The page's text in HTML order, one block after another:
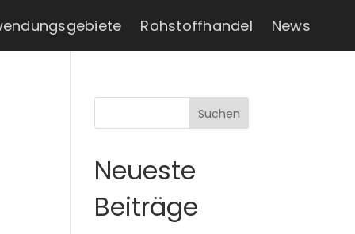
Rohstoffhandel News
Suchen
Neueste
Beiträge